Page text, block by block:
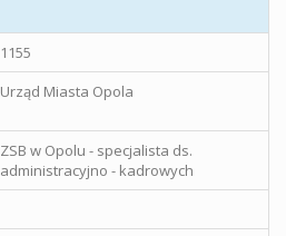
1155
Urząd Miasta Opola
ZSB w Opolu - specjalista ds.
administracyjno - kadrowych